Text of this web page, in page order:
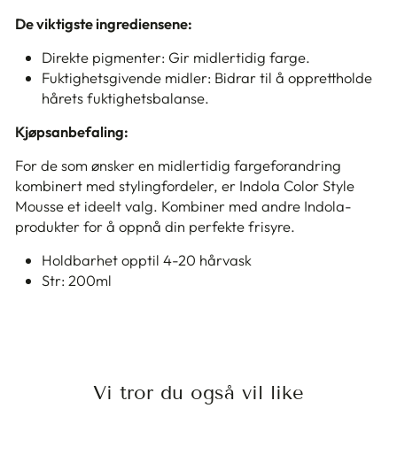
De viktigste ingrediensene:
Direkte pigmenter: Gir midlertidig farge.
Fuktighetsgivende midler: Bidrar til å opprettholde
hårets fuktighetsbalanse.
Kjøpsanbefaling:
For de som ønsker en midlertidig fargeforandring
kombinert med stylingfordeler, er Indola Color Style
Mousse et ideelt valg. Kombiner med andre Indola-
produkter for å oppnå din perfekte frisyre.
Holdbarhet opptil 4-20 hårvask
Str: 200ml
Vi tror du også vil like